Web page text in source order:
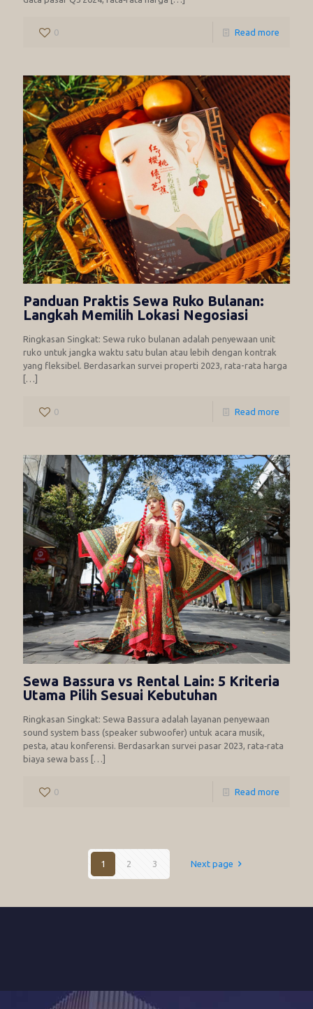
0 Read more
Panduan Praktis Sewa Ruko Bulanan:
Langkah Memilih Lokasi Negosiasi
Ringkasan Singkat: Sewa ruko bulanan adalah penyewaan unit
ruko untuk jangka waktu satu bulan atau lebih dengan kontrak
yang fleksibel. Berdasarkan survei properti 2023, rata-rata harga
[…]
0 Read more
Sewa Bassura vs Rental Lain: 5 Kriteria
Utama Pilih Sesuai Kebutuhan
Ringkasan Singkat: Sewa Bassura adalah layanan penyewaan
sound system bass (speaker subwoofer) untuk acara musik,
pesta, atau konferensi. Berdasarkan survei pasar 2023, rata‑rata
biaya sewa bass […]
0 Read more
1 2 3 Next page